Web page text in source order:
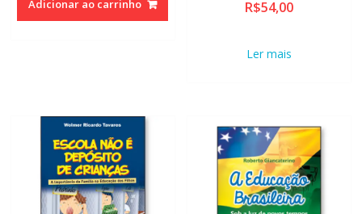
era:
é:
Adicionar ao carrinho R$54,00
Ler mais